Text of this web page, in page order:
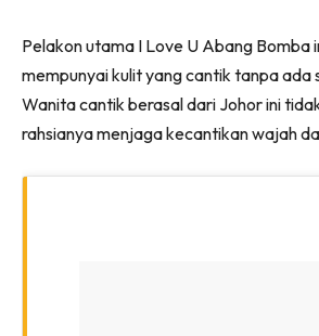
Pelakon utama I Love U Abang Bomba
mempunyai kulit yang cantik tanpa ada
Wanita cantik berasal dari Johor ini
rahsianya menjaga kecantikan wajah